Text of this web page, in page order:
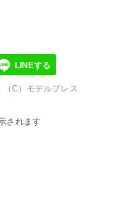
LINEする
（C）モデルプレス
されます